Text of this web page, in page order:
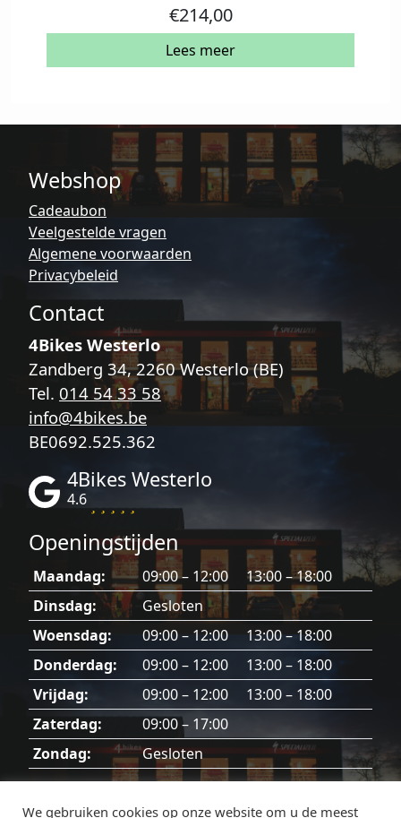
€214,00
Lees meer
Webshop
Cadeaubon
Veelgestelde vragen
Algemene voorwaarden
Privacybeleid
Contact
4Bikes Westerlo
Zandberg 34, 2260 Westerlo (BE)
Tel. 014 54 33 58
info@4bikes.be
BE0692.525.362
4Bikes Westerlo
4.6
Openingstijden
Maandag:
09:00 – 12:00 13:00 – 18:00
Dinsdag:
Gesloten
Woensdag:
09:00 – 12:00 13:00 – 18:00
Donderdag:
09:00 – 12:00 13:00 – 18:00
Vrijdag:
09:00 – 12:00 13:00 – 18:00
Zaterdag:
09:00 – 17:00
Zondag:
Gesloten
We gebruiken cookies op onze website om u de meest